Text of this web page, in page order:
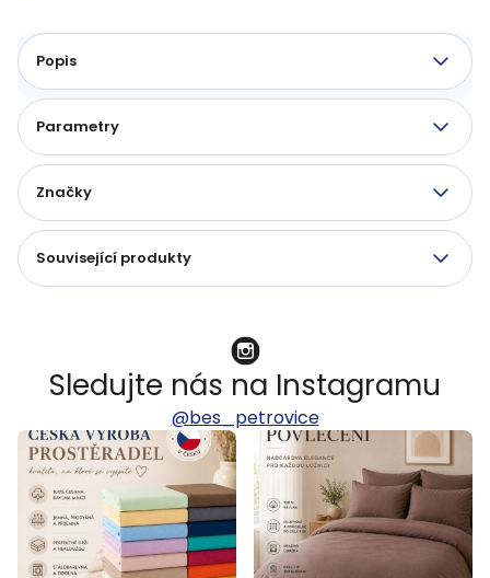
Popis
Parametry
Značky
Související produkty
Sledujte nás na Instagramu
@bes_petrovice